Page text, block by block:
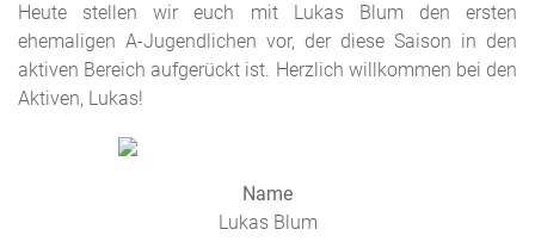
Heute stellen wir euch mit Lukas Blum den ersten
ehemaligen A-Jugendlichen vor, der diese Saison in den
aktiven Bereich aufgerückt ist. Herzlich willkommen bei den
Aktiven, Lukas!
Name
Lukas Blum